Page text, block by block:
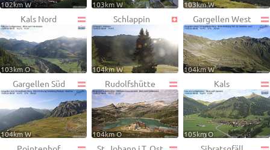
102km W 103km W 103km W
Kals Nord
103km O
Schlappin
104km W
Gargellen West
104km W
Gargellen Süd
104km W
Rudolfshütte
104km O
Kals
105km O